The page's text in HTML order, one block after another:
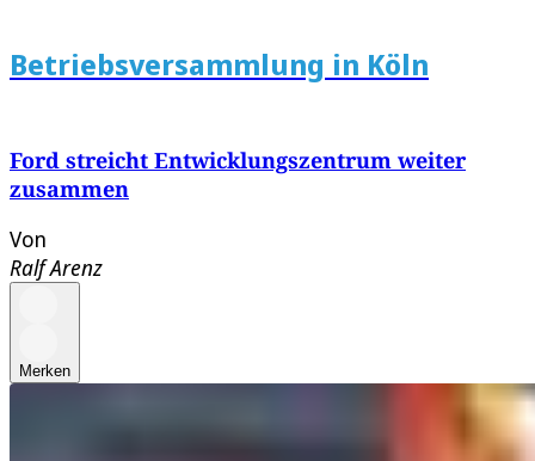
Betriebsversammlung in Köln
Ford streicht Entwicklungszentrum weiter
zusammen
Von
Ralf Arenz
Merken